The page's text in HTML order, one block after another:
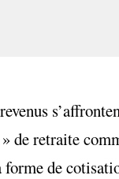
retraite
de